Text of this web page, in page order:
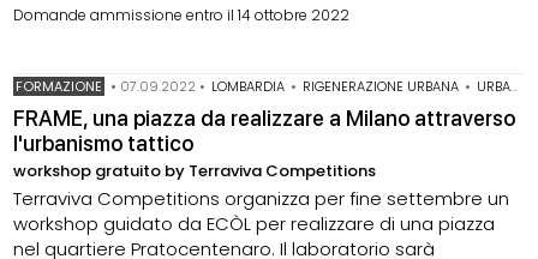
Domande ammissione entro il 14 ottobre 2022
FORMAZIONE • 07.09.2022 • LOMBARDIA • RIGENERAZIONE URBANA • URBANISMO TATTICO
FRAME, una piazza da realizzare a Milano attraverso
l'urbanismo tattico
workshop gratuito by Terraviva Competitions
Terraviva Competitions organizza per fine settembre un
workshop guidato da ECÒL per realizzare di una piazza
nel quartiere Pratocentenaro. Il laboratorio sarà